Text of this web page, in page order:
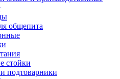
общепита
стойки
подтоварники